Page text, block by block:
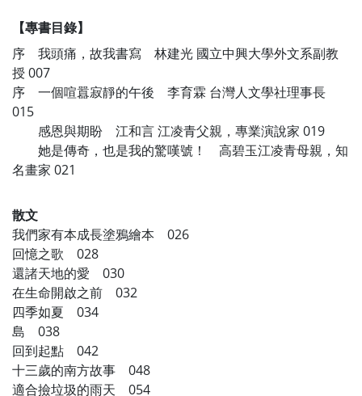
【專書目錄】
序 我頭痛，故我書寫 林建光 國立中興大學外文系副教
授 007
序 一個喧囂寂靜的午後 李育霖 台灣人文學社理事長
015
感恩與期盼 江和言 江凌青父親，專業演說家 019
她是傳奇，也是我的驚嘆號！ 高碧玉江凌青母親，知
名畫家 021
散文
我們家有本成長塗鴉繪本 026
回憶之歌 028
還諸天地的愛 030
在生命開啟之前 032
四季如夏 034
島 038
回到起點 042
十三歲的南方故事 048
適合撿垃圾的雨天 054